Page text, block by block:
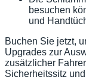
besuchen
und
Buchen Sie jetzt,
Upgrades zur
zusätzlicher
Sicherheitssitz